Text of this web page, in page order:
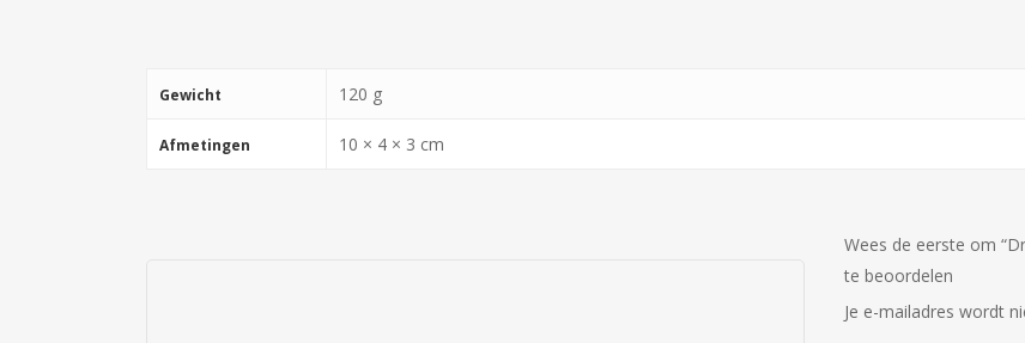
Gewicht 120 g
Afmetingen 10 × 4 × 3 cm
Wees de eerste om
te beoordelen
Je e-mailadres wordt